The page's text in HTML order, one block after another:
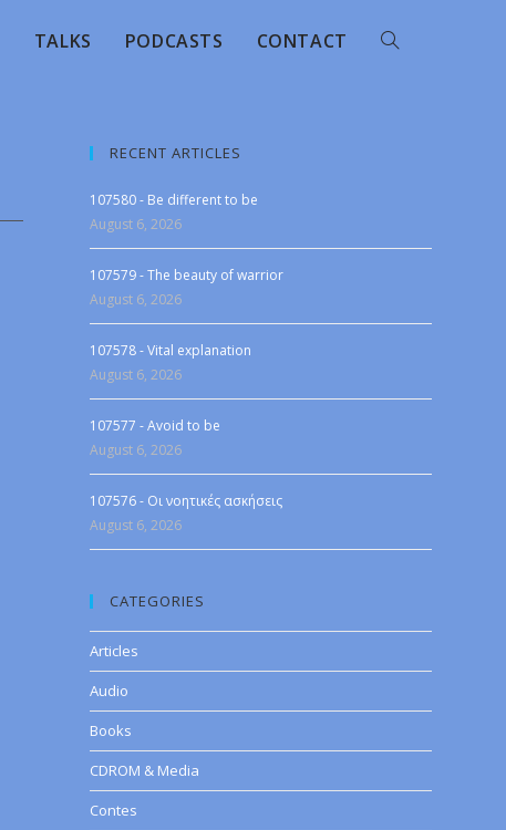
TALKS PODCASTS CONTACT
RECENT ARTICLES
107580 - Be different to be
August 6, 2026
107579 - The beauty of warrior
August 6, 2026
107578 - Vital explanation
August 6, 2026
107577 - Avoid to be
August 6, 2026
107576 - Οι νοητικές ασκήσεις
August 6, 2026
CATEGORIES
Articles
Audio
Books
CDROM & Media
Contes